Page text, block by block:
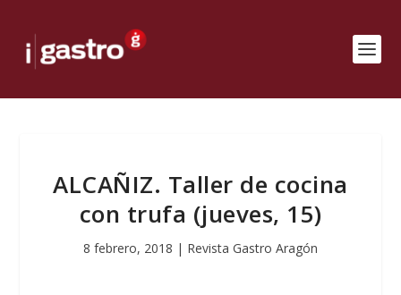
ALCAÑIZ. Taller de cocina
con trufa (jueves, 15)
8 febrero, 2018 | Revista Gastro Aragón